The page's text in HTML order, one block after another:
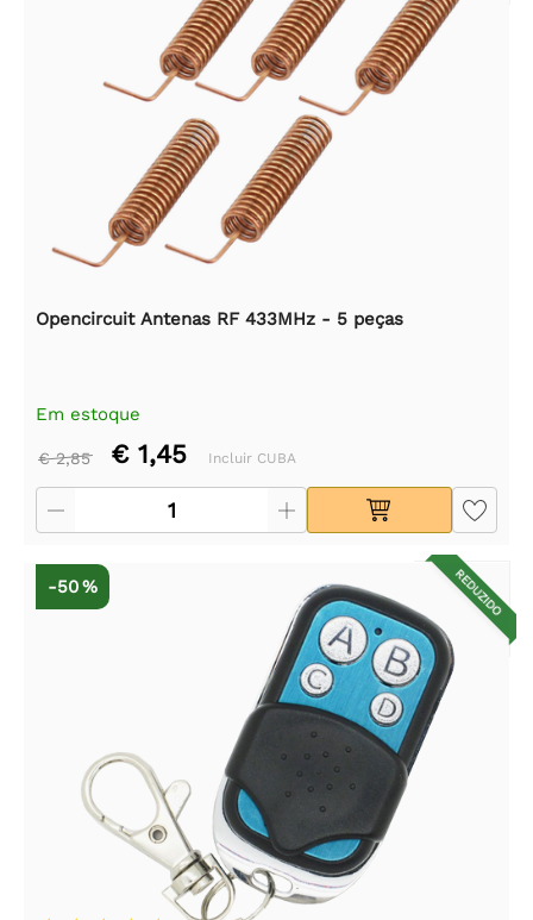
Opencircuit Antenas RF 433MHz - 5 peças
Em estoque
€ 2,85 € 1,45 Incluir CUBA
REDUZIDO
-50 %